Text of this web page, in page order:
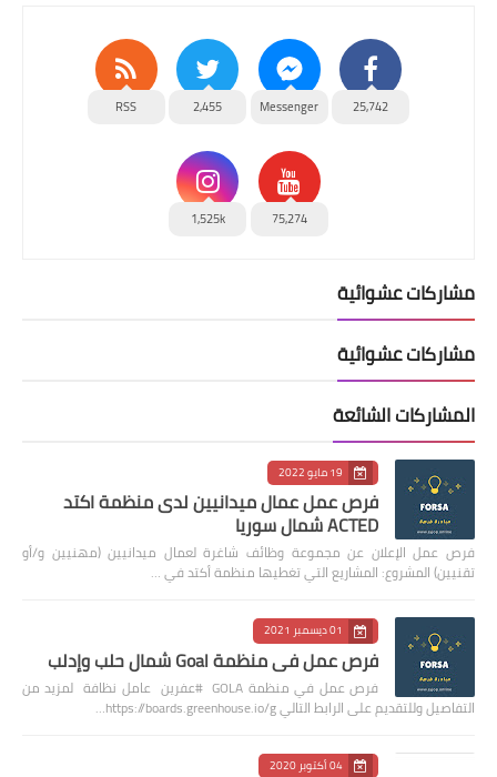
25,742
Messenger
2,455
RSS
75,274
1,525k
مشاركات عشوائية
مشاركات عشوائية
المشاركات الشائعة
19 مايو 2022
فرص عمل عمال ميدانيين لدى منظمة اكتد
ACTED شمال سوريا
فرص عمل الإعلان عن مجموعة وظائف شاغرة لعمال ميدانيين (مهنيين و/أو
تقنيين) المشروع: المشاريع التي تغطيها منظمة أكتد في …
01 ديسمبر 2021
فرص عمل في منظمة Goal شمال حلب وإدلب
فرص عمل في منظمة GOLA #عفرين عامل نظافة لمزيد من
التفاصيل وللتقديم على الرابط التالي https://boards.greenhouse.io/g…
04 أكتوبر 2020